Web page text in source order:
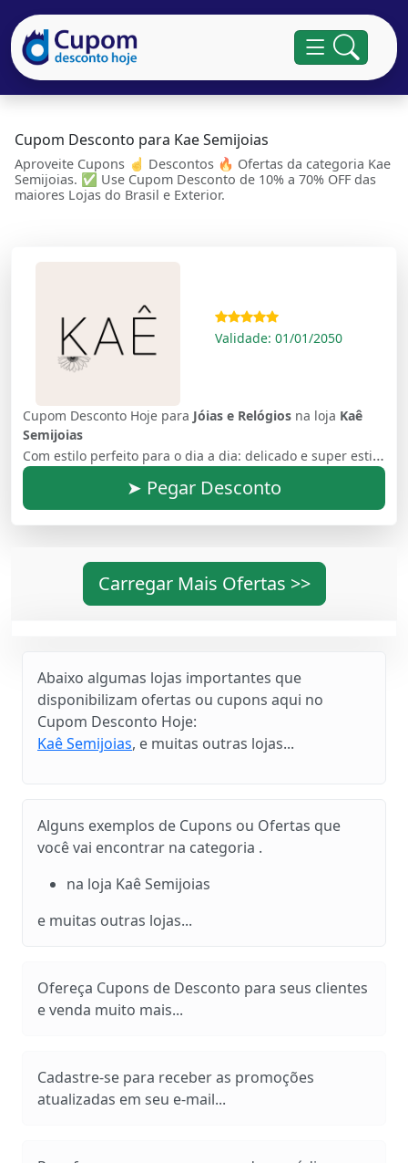
Cupom Desconto para Kae Semijoias
Aproveite Cupons ☝ Descontos 🔥 Ofertas da categoria Kae
Semijoias. ✅ Use Cupom Desconto de 10% a 70% OFF das
maiores Lojas do Brasil e Exterior.
Validade: 01/01/2050
Cupom Desconto Hoje para Jóias e Relógios na loja Kaê
Semijoias
Com estilo perfeito para o dia a dia: delicado e super estiloso! Com design exclusivo e banho premium sem níquel, nossas peças não causam alergia. Toda a produção é 100% brasileira e feita por mulheres incríveis! Entrega para todo o Brasil e temos uma loja física em Belo Horizonte, MG.
➤ Pegar Desconto
Carregar Mais Ofertas >>
Abaixo algumas lojas importantes que
disponibilizam ofertas ou cupons aqui no
Cupom Desconto Hoje:
Kaê Semijoias, e muitas outras lojas...
Alguns exemplos de Cupons ou Ofertas que
você vai encontrar na categoria .
na loja Kaê Semijoias
e muitas outras lojas...
Ofereça Cupons de Desconto para seus clientes
e venda muito mais...
Cadastre-se para receber as promoções
atualizadas em seu e-mail...